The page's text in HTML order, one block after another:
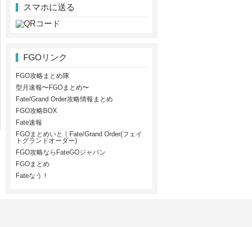
スマホに送る
FGOリンク
FGO攻略まとめ隊
型月速報〜FGOまとめ〜
Fate/Grand Order攻略情報まとめ
FGO攻略BOX
Fate速報
FGOまとめいと｜Fate/Grand Order(フェイ
トグランドオーダー)
FGO攻略ならFateGOジャパン
FGOまとめ
Fateなう！